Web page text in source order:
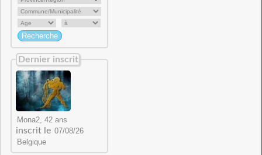
Dernier inscrit
inscrit le